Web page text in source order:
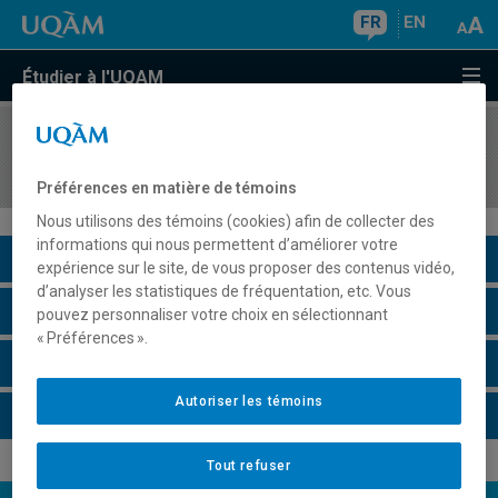
FR EN
Étudier à l'UQAM
COURS//
Description du cours
Horaire - Été 2026
Préférences en matière de témoins
Nous utilisons des témoins (cookies) afin de collecter des
informations qui nous permettent d’améliorer votre
expérience sur le site, de vous proposer des contenus vidéo,
d’analyser les statistiques de fréquentation, etc. Vous
pouvez personnaliser votre choix en sélectionnant
« Préférences ».
Tout refuser
Autoriser les témoins